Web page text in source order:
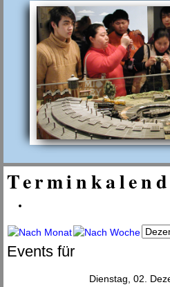
Events für
Dienstag, 02.